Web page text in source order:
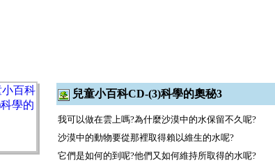
兒童小百科CD-(3)科學的奧秘3
我可以做在雲上嗎?為什麼沙漠中的水保留不久呢?
沙漠中的動物要從那裡取得賴以維生的水呢?
它們是如何的到呢?他們又如何維持所取得的水呢?